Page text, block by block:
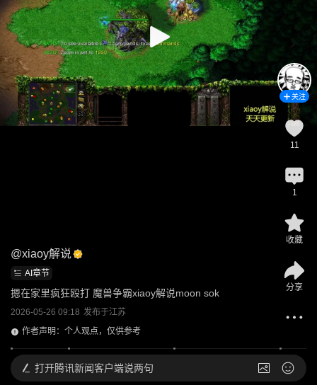
@xiaoy解说
AI章节
摁在家里疯狂殴打 魔兽争霸xiaoy解说moon sok
2026-05-26 09:18 发布于江苏
作者声明：个人观点，仅供参考
关注
11
1
收藏
分享
打开腾讯新闻客户端说两句